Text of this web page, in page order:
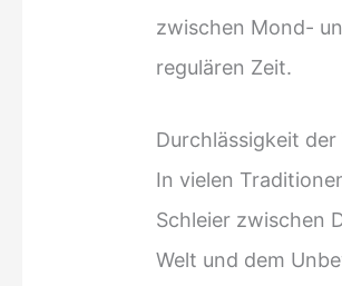
zwischen Mond-
regulären Zeit.
Durchlässigkeit
In vielen
Schleier zwischen
Welt und dem